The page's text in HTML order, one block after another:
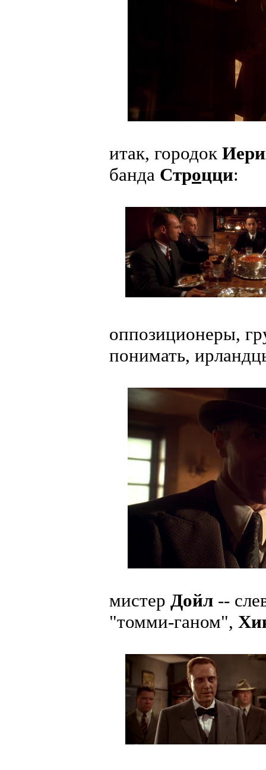
итак, городок
банда Строцци:
оппозиционеры,
понимать,
мистер Дойл --
"томми-ганом",